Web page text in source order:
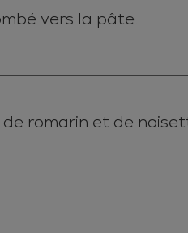
vers la pâte.
romarin et de